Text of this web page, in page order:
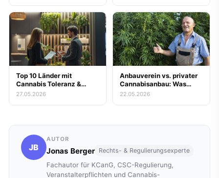
Blüten jetzt wissen
müssen
Top 10 Länder mit
Cannabis Toleranz &
Legalität
27.05.2026
Anbauverein vs. privater
Cannabisanbau: Was
lohnt sich wirklich?
22.05.2026
JB
AUTOR
Jonas Berger Rechts- & Regulierungsexperte
Fachautor für KCanG, CSC-Regulierung,
Veranstalterpflichten und Cannabis-